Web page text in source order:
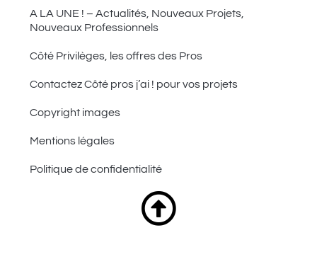
A LA UNE ! – Actualités, Nouveaux Projets,
Nouveaux Professionnels
Côté Privilèges, les offres des Pros
Contactez Côté pros j’ai ! pour vos projets
Copyright images
Mentions légales
Politique de confidentialité